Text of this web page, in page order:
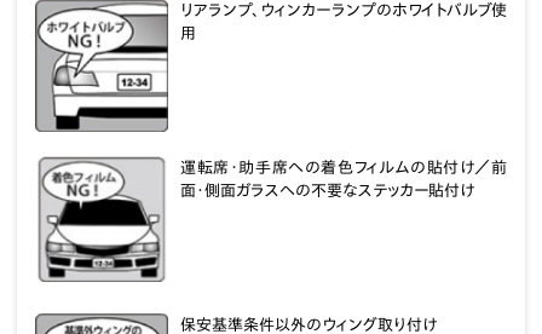
リアランプ、ウィンカーランプのホワイトバルブ使
用
運転席・助手席への着色フィルムの貼付け／前
面・側面ガラスへの不要なステッカー貼付け
保安基準条件以外のウィング取り付け